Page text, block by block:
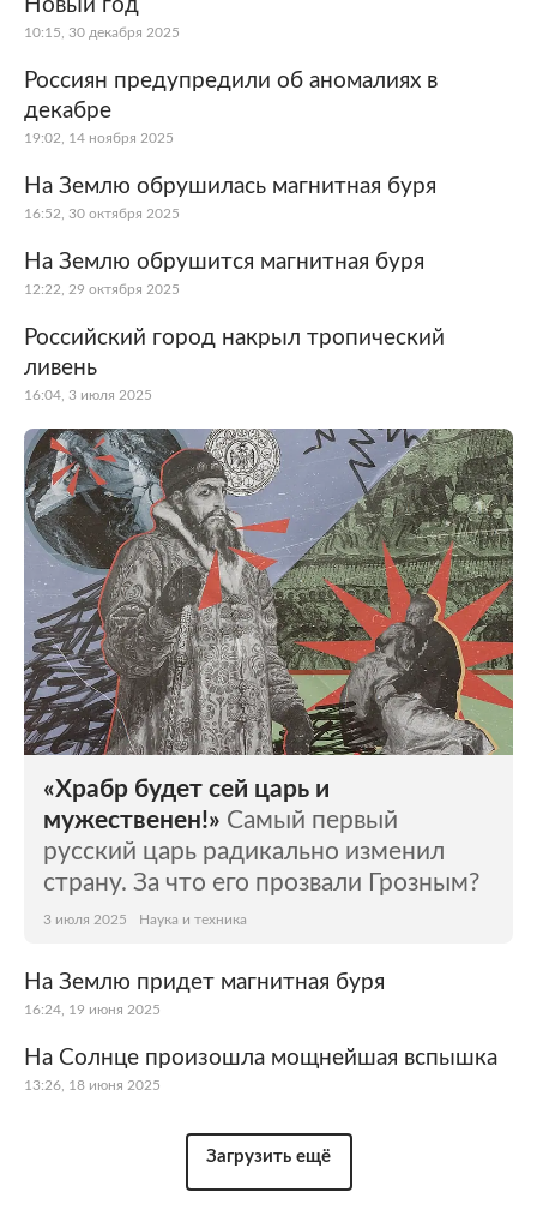
Новый год
10:15, 30 декабря 2025
Россиян предупредили об аномалиях в
декабре
19:02, 14 ноября 2025
На Землю обрушилась магнитная буря
16:52, 30 октября 2025
На Землю обрушится магнитная буря
12:22, 29 октября 2025
Российский город накрыл тропический
ливень
16:04, 3 июля 2025
«Храбр будет сей царь и
мужественен!» Самый первый
русский царь радикально изменил
страну. За что его прозвали Грозным?
3 июля 2025 Наука и техника
На Землю придет магнитная буря
16:24, 19 июня 2025
На Солнце произошла мощнейшая вспышка
13:26, 18 июня 2025
Загрузить ещё